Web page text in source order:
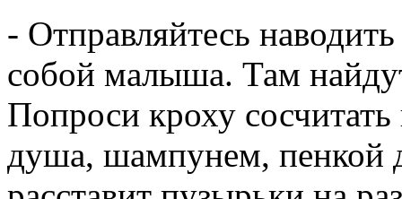
- Отправляйтесь
собой малыша. Там
Попроси кроху
душа, шампунем, пенкой